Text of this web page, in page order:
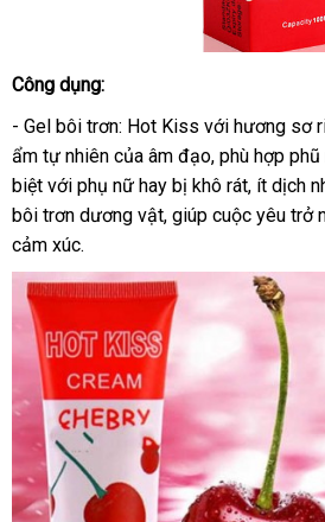
Công dụng:
- Gel bôi trơn: Hot Kiss với hương sơ
ẩm tự nhiên của âm đạo, phù hợp
biệt với phụ nữ hay bị khô rát, ít dịch
bôi trơn dương vật, giúp cuộc yêu trở
cảm xúc.